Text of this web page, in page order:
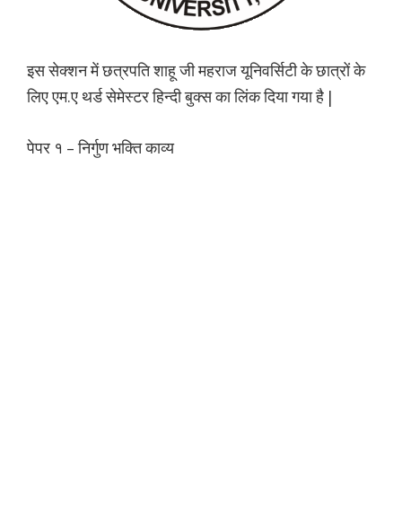
इस सेक्शन में छत्रपति शाहू जी महराज यूनिवर्सिटी के छात्रों के
लिए एम.ए थर्ड सेमेस्टर हिन्दी बुक्स का लिंक दिया गया है |
पेपर १ – निर्गुण भक्ति काव्य